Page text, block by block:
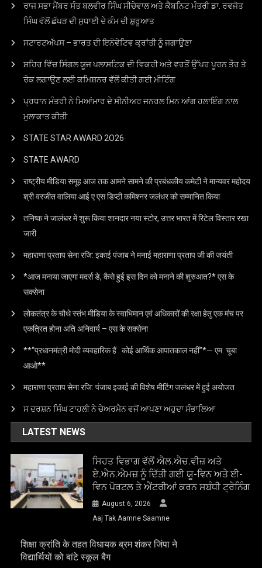
ਰਾਜ ਸਭਾ ਮੈਂਬਰ ਸੰਤ ਬਲਵੀਰ ਸਿੰਘ ਸੀਚੇਵਾਲ ਅਤੇ ਕੈਬਨਿਟ ਮੰਤਰੀ ਡਾ. ਰਵਜੋਤ
ਸਿੰਘ ਵੱਲੋਂ ਛੱਪੜ ਦੀ ਸੁਧਾਈ ਦੇ ਕੰਮ ਦੀ ਸ਼ੁਰੂਆਤ
ਸਟਾਰਟਅੱਪਸ – ਭਾਰਤ ਦੀ ਇਨੋਵੇਟਿਵ ਕ੍ਰਾਂਤੀ ਨੂੰ ਜਗਾਉਣਾ
ਸ਼ਹਿਰ ਵਿੱਚ ਸਿੰਗਲ ਯੂਜ ਪਲਾਸਟਿਕ ਦੀ ਵਿਕਰੀ ਅਤੇ ਵਰਤੋਂ ਉੱਪਰ ਪੂਰਨ ਤੌਰ ਤੇ
ਰੋਕ ਲਗਾਉਣ ਲਈ ਕਮਿਸ਼ਨਰ ਵੱਲੋਂ ਕੀਤੀ ਗਈ ਮੀਟਿੰਗ
ਪ੍ਰਧਾਨ ਮੰਤਰੀ ਨੇ ਮਿਆਂਮਾਰ ਦੇ ਸੀਨੀਅਰ ਜਨਰਲ ਮਿਨ ਆਂਗ ਹਲਾਇੰਗ ਨਾਲ
ਮੁਲਾਕਾਤ ਕੀਤੀ
STATE STAR AWARD 2O26
STATE AWARD
राष्ट्रीय मीडिया समूह आज तक आमने सामने की प्रबंधकीय कमेटी ने मान्यवर महोदय
श्री वरजीत वालिया आई ए एस डिप्टी कमिश्नर जलंधर को सम्मानित किया
तनिष्क ने जालंधर में शुरू किया शानदार नया स्टोर, उत्तर भारत में रिटेल विस्तार रखा
जारी
महाराणा प्रताप सेना रजि: इकाई पंजाब ने मनाई महाराणा प्रताप जी की जयंती
*आज मनाया जाएगा मदर्स डे, कैसे हुई इस दिन को मनाने की शुरुआत?* एस के
सक्सेना
लोकतंत्र के चौथे स्तंभ मीडिया के स्वाभिमान एवं अधिकारों की रक्षा हेतु एक मंच पर
एकत्रित होना अति अनिवार्य – एस के सक्सेना
**“प्रधानमंत्री मोदी व्यवहारिक हैं : कोई आर्थिक आपातकाल नहीं”*— एम. चूबा
आओ**
महाराणा प्रताप सेना रजि: पंजाब इकाई की विशेष मीटिंग जलंधर में हुई अयोजत
ਸ ਦਰਸ਼ਨ ਸਿੰਘ ਟਾਹਲੀ ਨੇ ਚੇਅਰਮੈਨ ਵਜੋਂ ਆਪਣਾ ਅਹੁਦਾ ਸੰਭਾਲਿਆ
LATEST NEWS
ਸਿਹਤ ਵਿਭਾਗ ਵੱਲੋਂ ਐਲ.ਐਚ.ਵੀਜ਼ ਅਤੇ
ਏ.ਐਨ.ਐਮਜ਼ ਨੂੰ ਦਿੱਤੀ ਗਈ ਯੂ-ਵਿਨ ਅਤੇ ਈ-
ਵਿਨ ਪੋਰਟਲ ਤੇ ਐਂਟਰੀਆਂ ਕਰਨ ਸਬੰਧੀ ਟ੍ਰੇਨਿੰਗ
August 6, 2026
Aaj Tak Aamne Saamne
शिक्षा क्रांति के तहत विधायक ब्रम शंकर जिंपा ने
विद्यार्थियों को बांटे स्कूल बैग